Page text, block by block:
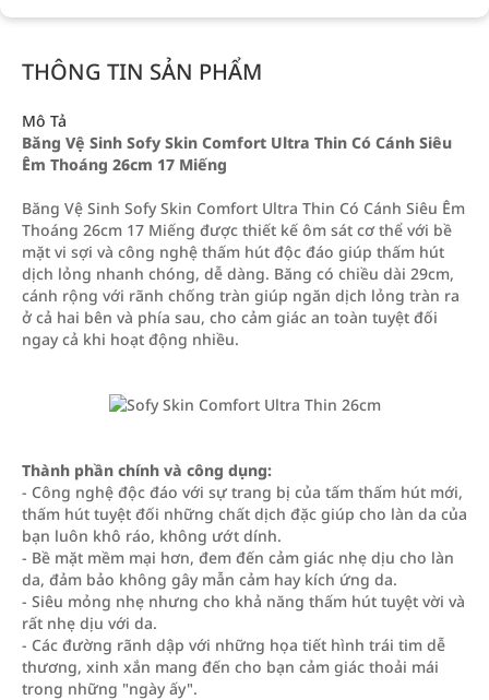
THÔNG TIN SẢN PHẨM
Mô Tả
Băng Vệ Sinh Sofy Skin Comfort Ultra Thin Có Cánh Siêu
Êm Thoáng 26cm 17 Miếng
Băng Vệ Sinh Sofy Skin Comfort Ultra Thin Có Cánh Siêu Êm
Thoáng 26cm 17 Miếng được thiết kế ôm sát cơ thể với bề
mặt vi sợi và công nghệ thấm hút độc đáo giúp thấm hút
dịch lỏng nhanh chóng, dễ dàng. Băng có chiều dài 29cm,
cánh rộng với rãnh chống tràn giúp ngăn dịch lỏng tràn ra
ở cả hai bên và phía sau, cho cảm giác an toàn tuyệt đối
ngay cả khi hoạt động nhiều.
Thành phần chính và công dụng:
- Công nghệ độc đáo với sự trang bị của tấm thấm hút mới,
thấm hút tuyệt đối những chất dịch đặc giúp cho làn da của
bạn luôn khô ráo, không ướt dính.
- Bề mặt mềm mại hơn, đem đến cảm giác nhẹ dịu cho làn
da, đảm bảo không gây mẫn cảm hay kích ứng da.
- Siêu mỏng nhẹ nhưng cho khả năng thấm hút tuyệt vời và
rất nhẹ dịu với da.
- Các đường rãnh dập với những họa tiết hình trái tim dễ
thương, xinh xắn mang đến cho bạn cảm giác thoải mái
trong những "ngày ấy".